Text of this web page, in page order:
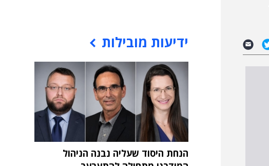
ידיעות מובילות
הנחת היסוד שעליה נבנה הניהול